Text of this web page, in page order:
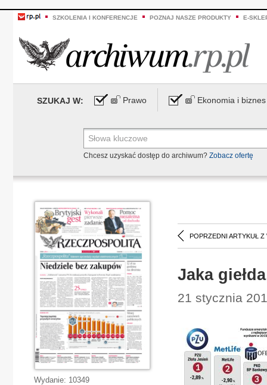
SZKOLENIA I KONFERENCJE POZNAJ NASZE PRODUKTY E-
SZUKAJ W: Prawo Ekonomia i biznes
Chcesz uzyskać dostęp do archiwum? Zobacz ofertę
POPRZEDNI ARTYKUŁ Z
Jaka
21 stycznia
Wydanie: 10349